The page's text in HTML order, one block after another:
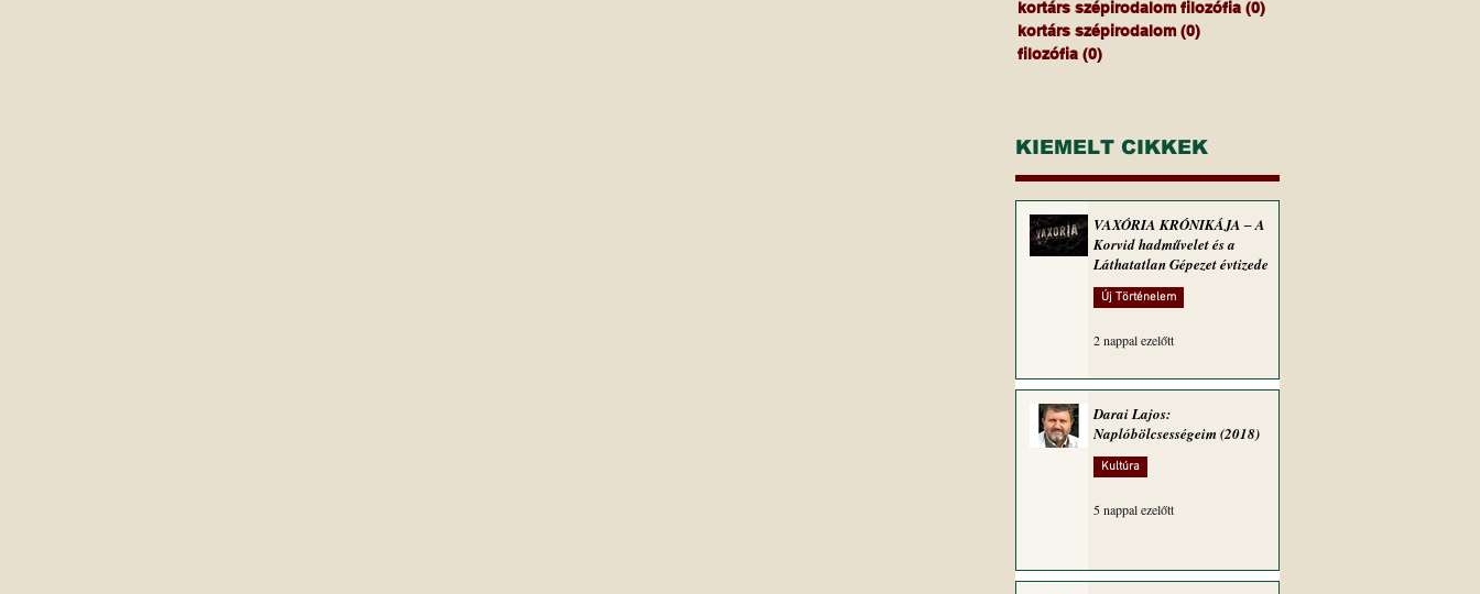
kortárs szépirodalom filozófia (0)
kortárs szépirodalom (0)
filozófia (0)
KIEMELT CIKKEK
VAXÓRIA KRÓNIKÁJA ‒ A
Korvid hadművelet és a
Láthatatlan Gépezet évtizede
Új Történelem
2 nappal ezelőtt
Darai Lajos:
Naplóbölcsességeim (2018)
Kultúra
5 nappal ezelőtt